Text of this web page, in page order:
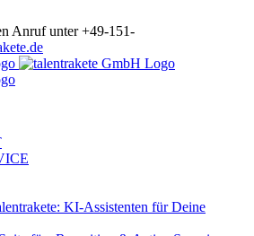
Anruf unter +49-151-
KI-Assistenten für Deine